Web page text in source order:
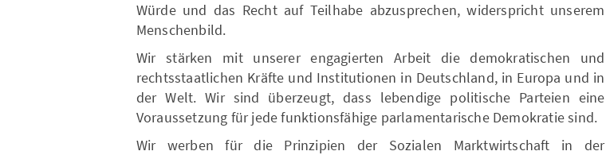
Würde und das Recht auf Teilhabe abzusprechen, widerspricht unserem
Menschenbild.
Wir stärken mit unserer engagierten Arbeit die demokratischen und
rechtsstaatlichen Kräfte und Institutionen in Deutschland, in Europa und in
der Welt. Wir sind überzeugt, dass lebendige politische Parteien eine
Voraussetzung für jede funktionsfähige parlamentarische Demokratie sind.
Wir werben für die Prinzipien der Sozialen Marktwirtschaft in der